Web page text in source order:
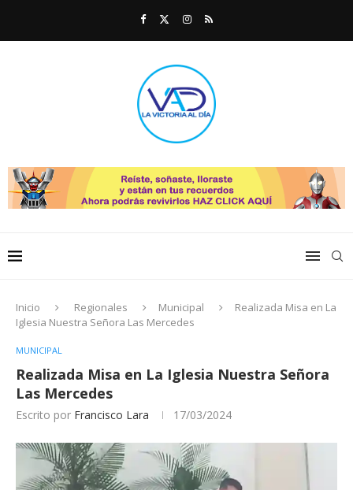
Inicio Regionales Municipal
Realizada Misa en La
Iglesia Nuestra Señora Las Mercedes
MUNICIPAL
Realizada Misa en La Iglesia Nuestra Señora
Las Mercedes
Escrito por Francisco Lara 17/03/2024